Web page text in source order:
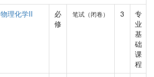
物理化学II
必
修
笔试（闭卷） 3
专
业
基
础
课
程